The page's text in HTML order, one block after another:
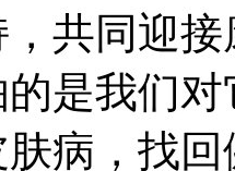
共同迎
是我们
病，找